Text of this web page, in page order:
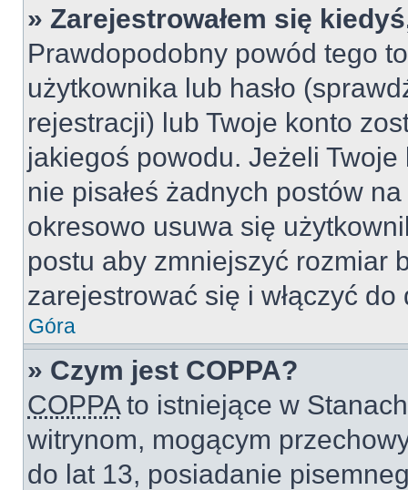
» Zarejestrowałem się
Prawdopodobny powód tego
użytkownika lub hasło
rejestracji) lub Twoje konto
jakiegoś powodu. Jeżeli
nie pisałeś żadnych postów
okresowo usuwa się
postu aby zmniejszyć rozmiar
zarejestrować się i włączyć
Góra
» Czym jest COPPA?
COPPAto istniejące w
witrynom, mogącym
do lat 13, posiadanie